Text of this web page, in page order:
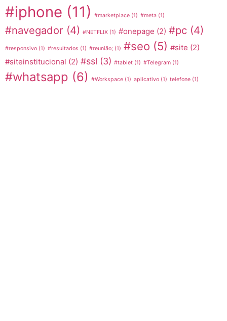
#iphone (11) #marketplace (1) #meta (1)
#navegador (4) #NETFLIX (1) #onepage (2) #pc (4)
#responsivo (1) #resultados (1) #reunião; (1) #seo (5) #site (2)
#siteinstitucional (2) #ssl (3) #tablet (1) #Telegram (1)
#whatsapp (6) #Workspace (1) aplicativo (1) telefone (1)